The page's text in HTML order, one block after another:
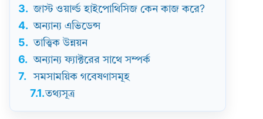
3. জাস্ট ওয়ার্ল্ড হাইপোথিসিজ কেন কাজ করে?
4. অন্যান্য এভিডেন্স
5. তাত্ত্বিক উন্নয়ন
6.
অন্যান্য ফ্যাক্টরের সাথে সম্পর্ক
7.
সমসাময়িক গবেষণাসমূহ
7.1.তথ্যসূত্র